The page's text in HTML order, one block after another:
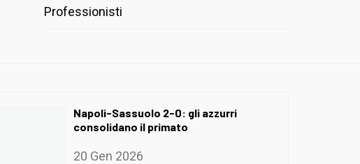
Professionisti
Napoli-Sassuolo 2-0: gli azzurri
consolidano il primato
20 Gen 2026